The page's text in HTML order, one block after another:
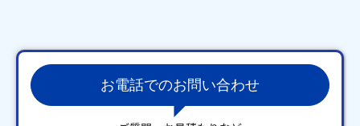
お電話でのお問い合わせ